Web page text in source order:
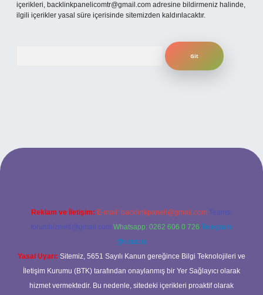
içerikleri, backlinkpanelicomtr@gmail.com adresine bildirmeniz halinde,
ilgili içerikler yasal süre içerisinde sitemizden kaldırılacaktır.
Reklam ve İletişim: E-mail: backlinkpaneli@gmail.com Teams:
forumhizmeti@gmail.com Whatsapp: 0262 606 0 726 Telegram:
@karabul
Yasal Uyarı: Sitemiz, 5651 Sayılı Kanun gereğince Bilgi Teknolojileri ve
İletişim Kurumu (BTK) tarafından onaylanmış bir Yer Sağlayıcı olarak
hizmet vermektedir. Bu nedenle, sitedeki içerikleri proaktif olarak